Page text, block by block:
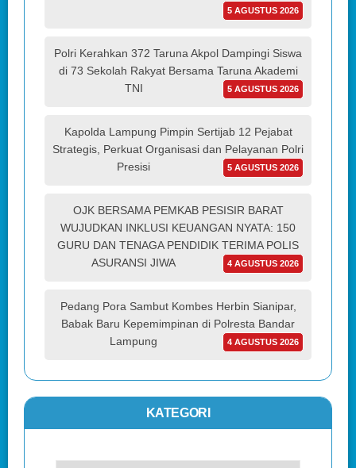
5 AGUSTUS 2026
Polri Kerahkan 372 Taruna Akpol Dampingi Siswa
di 73 Sekolah Rakyat Bersama Taruna Akademi
TNI
5 AGUSTUS 2026
Kapolda Lampung Pimpin Sertijab 12 Pejabat
Strategis, Perkuat Organisasi dan Pelayanan Polri
Presisi
5 AGUSTUS 2026
OJK BERSAMA PEMKAB PESISIR BARAT
WUJUDKAN INKLUSI KEUANGAN NYATA: 150
GURU DAN TENAGA PENDIDIK TERIMA POLIS
ASURANSI JIWA
4 AGUSTUS 2026
Pedang Pora Sambut Kombes Herbin Sianipar,
Babak Baru Kepemimpinan di Polresta Bandar
Lampung
4 AGUSTUS 2026
KATEGORI